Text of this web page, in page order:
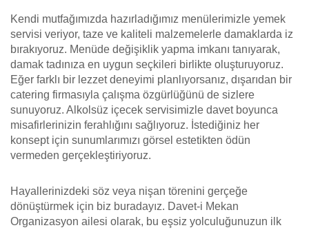
Kendi mutfağımızda hazırladığımız menülerimizle yemek
servisi veriyor, taze ve kaliteli malzemelerle damaklarda iz
bırakıyoruz. Menüde değişiklik yapma imkanı tanıyarak,
damak tadınıza en uygun seçkileri birlikte oluşturuyoruz.
Eğer farklı bir lezzet deneyimi planlıyorsanız, dışarıdan bir
catering firmasıyla çalışma özgürlüğünü de sizlere
sunuyoruz. Alkolsüz içecek servisimizle davet boyunca
misafirlerinizin ferahlığını sağlıyoruz. İstediğiniz her
konsept için sunumlarımızı görsel estetikten ödün
vermeden gerçekleştiriyoruz.
Hayallerinizdeki söz veya nişan törenini gerçeğe
dönüştürmek için biz buradayız. Davet-i Mekan
Organizasyon ailesi olarak, bu eşsiz yolculuğunuzun ilk